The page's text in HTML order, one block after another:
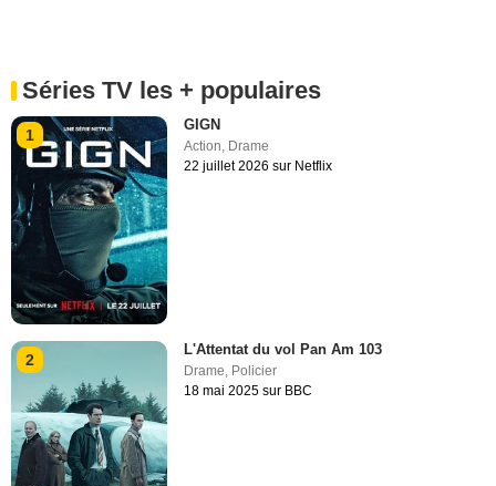
Séries TV les + populaires
1
GIGN
Action Drame
22 juillet 2026 sur Netflix
2
L'Attentat du vol Pan Am 103
Drame, Policier
18 mai 2025 sur BBC